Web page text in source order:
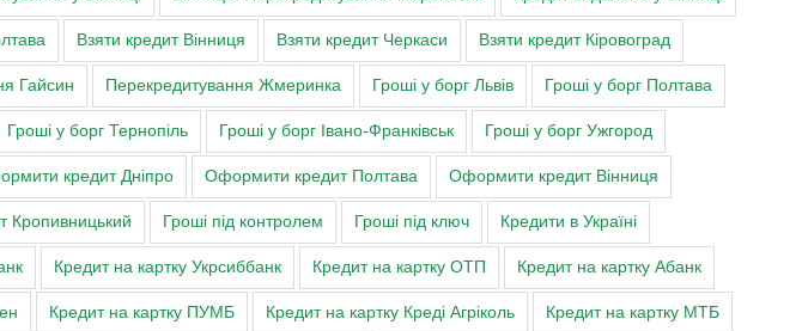
Взяти кредит Вінниця Взяти кредит Черкаси Взяти кредит Кіровоград
Гайсин Перекредитування Жмеринка Гроші у борг Львів Гроші у борг Полтава
Гроші у борг Тернопіль Гроші у борг Івано-Франківськ Гроші у борг Ужгород
кредит Дніпро Оформити кредит Полтава Оформити кредит Вінниця
Кропивницький Гроші під контролем Гроші під ключ Кредити в Україні
Кредит на картку Укрсиббанк Кредит на картку ОТП Кредит на картку Абанк
Кредит на картку ПУМБ Кредит на картку Креді Агріколь Кредит на картку МТБ